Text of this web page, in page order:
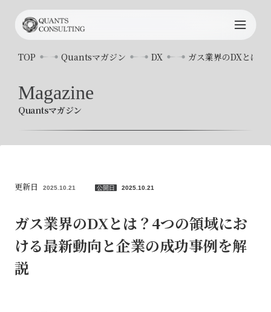
TOP
Quants について
サービス内容
コンサルタント
お知らせ
Quantsマガジン
TOP Quantsマガジン DX ガス業界のDXとは
Magazine
Quantsマガジン
更新日 2025.10.21 公開日 2025.10.21
ガス業界のDXとは？4つの領域にお
ける最新動向と企業の成功事例を解
説